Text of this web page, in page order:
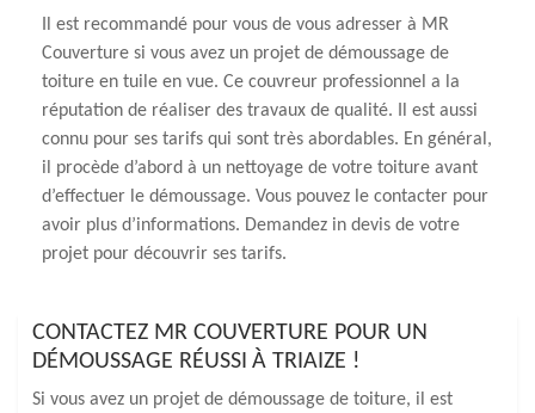
Il est recommandé pour vous de vous adresser à MR
Couverture si vous avez un projet de démoussage de
toiture en tuile en vue. Ce couvreur professionnel a la
réputation de réaliser des travaux de qualité. Il est aussi
connu pour ses tarifs qui sont très abordables. En général,
il procède d’abord à un nettoyage de votre toiture avant
d’effectuer le démoussage. Vous pouvez le contacter pour
avoir plus d’informations. Demandez in devis de votre
projet pour découvrir ses tarifs.
CONTACTEZ MR COUVERTURE POUR UN
DÉMOUSSAGE RÉUSSI À TRIAIZE !
Si vous avez un projet de démoussage de toiture, il est